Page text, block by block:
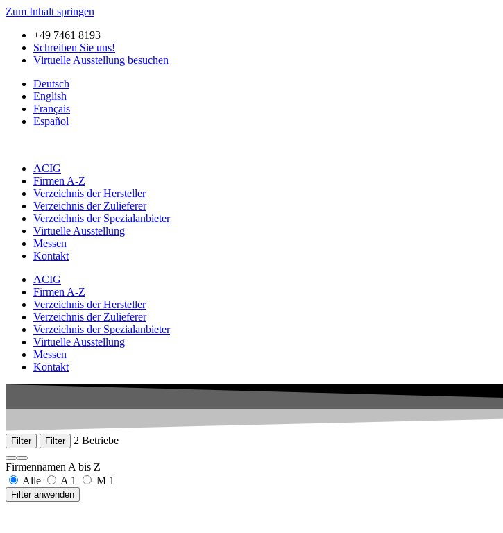
Zum Inhalt springen
+49 7461 8193
Schreiben Sie uns!
Virtuelle Ausstellung besuchen
Deutsch
English
Français
Español
ACIG
Firmen A-Z
Verzeichnis der Hersteller
Verzeichnis der Zulieferer
Verzeichnis der Spezialanbieter
Virtuelle Ausstellung
Messen
Kontakt
ACIG
Firmen A-Z
Verzeichnis der Hersteller
Verzeichnis der Zulieferer
Verzeichnis der Spezialanbieter
Virtuelle Ausstellung
Messen
Kontakt
Filter Filter 2 Betriebe
Firmennamen A bis Z
Alle
A 1 M 1
Filter anwenden